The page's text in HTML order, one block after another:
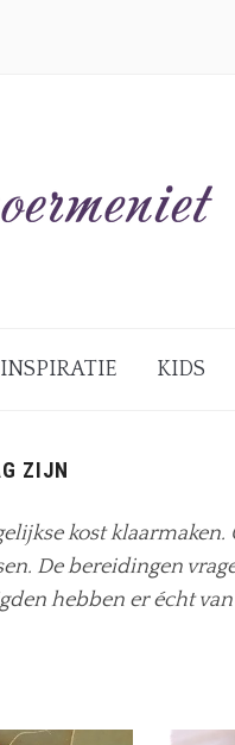
KIDS
ZIJN
kost
De bereidingen
hebben er écht